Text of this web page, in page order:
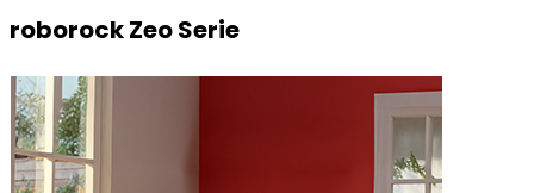
roborock Zeo Serie